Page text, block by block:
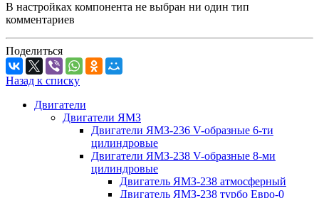
В настройках компонента не выбран ни один тип
комментариев
Поделиться
Назад к списку
Двигатели
Двигатели ЯМЗ
Двигатели ЯМЗ-236 V-образные 6-ти
цилиндровые
Двигатели ЯМЗ-238 V-образные 8-ми
цилиндровые
Двигатель ЯМЗ-238 атмосферный
Двигатель ЯМЗ-238 турбо Евро-0